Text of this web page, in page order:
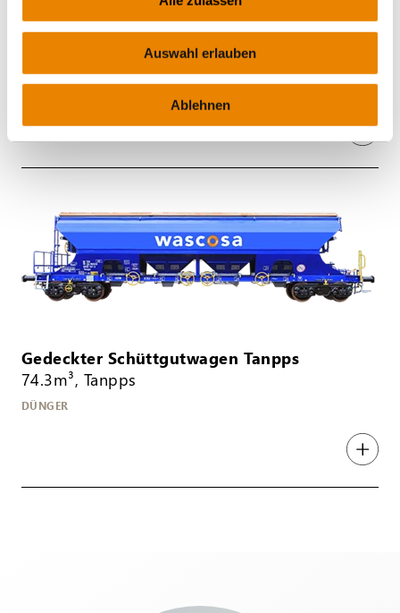
Auswahl erlauben
Ablehnen
Schüttgutwagen Fanps
GLEISBAU
Gedeckter Schüttgutwagen Tanpps
74.3m³, Tanpps
DÜNGER